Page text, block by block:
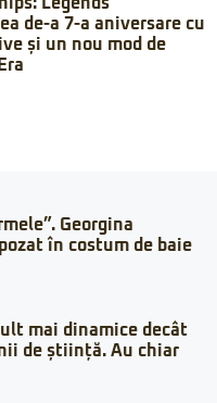
Legends
de-a 7-a aniversare cu
și un nou mod de
Georgina
în costum de baie
mai dinamice decât
de știință. Au chiar